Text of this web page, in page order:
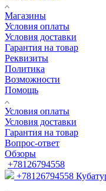
Магазины
Условия оплаты
Условия доставки
Гарантия на товар
Реквизиты
Политика
Возможности
Помощь
Условия оплаты
Условия доставки
Гарантия на товар
Вопрос-ответ
Обзоры
+78126794558
+78126794558